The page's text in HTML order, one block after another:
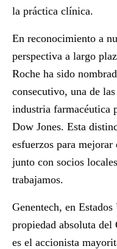
la práctica clínica.
En reconocimiento a
perspectiva a largo
Roche ha sido
consecutivo, una de
industria farmacéutica
Dow Jones. Esta
esfuerzos para
junto con socios
trabajamos.
Genentech, en
propiedad absoluta del
es el accionista